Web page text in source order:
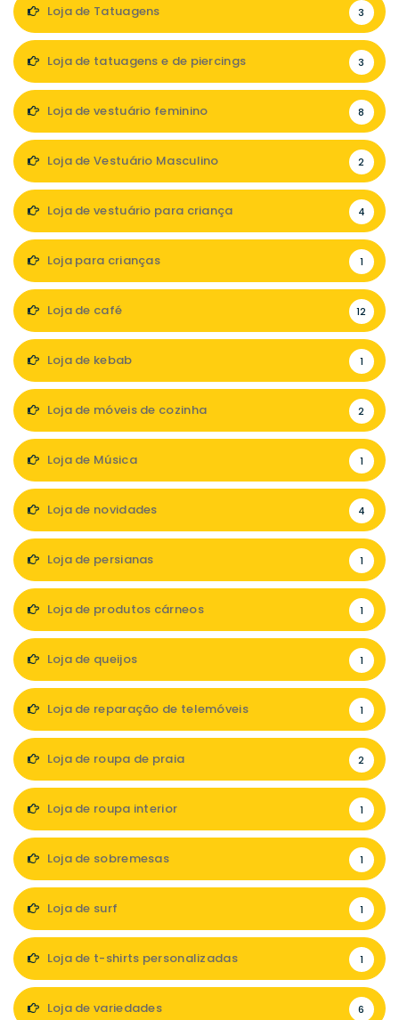
Loja de Tatuagens 3
Loja de tatuagens e de piercings 3
Loja de vestuário feminino 8
Loja de Vestuário Masculino 2
Loja de vestuário para criança 4
Loja para crianças 1
Loja de café 12
Loja de kebab 1
Loja de móveis de cozinha 2
Loja de Música 1
Loja de novidades 4
Loja de persianas 1
Loja de produtos cárneos 1
Loja de queijos 1
Loja de reparação de telemóveis 1
Loja de roupa de praia 2
Loja de roupa interior 1
Loja de sobremesas 1
Loja de surf 1
Loja de t-shirts personalizadas 1
Loja de variedades 6